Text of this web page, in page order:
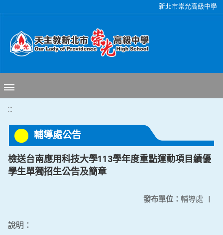
新北市崇光高級中學
:::
輔導處公告
檢送台南應用科技大學113學年度重點運動項目績優
學生單獨招生公告及簡章
發布單位： 輔導處 |
說明：